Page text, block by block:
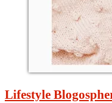
Lifestyle